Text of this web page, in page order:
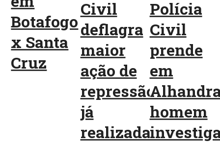
Botafogo
x Santa
Cruz
Civil
deflagra
maior
ação de
repressão
já
realizada
Polícia
Civil
prende
em
homem